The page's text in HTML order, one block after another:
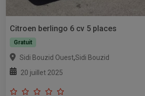
Citroen berlingo 6 cv 5 places
Gratuit
Sidi Bouzid Ouest,Sidi Bouzid
20 juillet 2025